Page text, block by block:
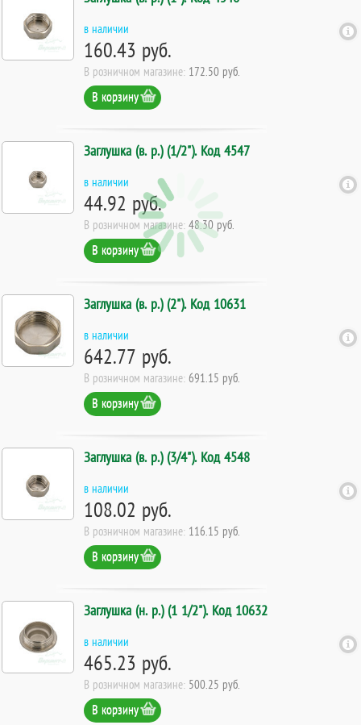
в наличии
160.43 руб.
В розничном магазине: 172.50 руб.
В корзину
Заглушка (в. р.) (1/2"). Код 4547
в наличии
44.92 руб.
В розничном магазине: 48.30 руб.
В корзину
Заглушка (в. р.) (2"). Код 10631
в наличии
642.77 руб.
В розничном магазине: 691.15 руб.
В корзину
Заглушка (в. р.) (3/4"). Код 4548
в наличии
108.02 руб.
В розничном магазине: 116.15 руб.
В корзину
Заглушка (н. р.) (1 1/2"). Код 10632
в наличии
465.23 руб.
В розничном магазине: 500.25 руб.
В корзину